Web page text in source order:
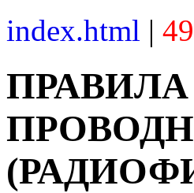
index.html |